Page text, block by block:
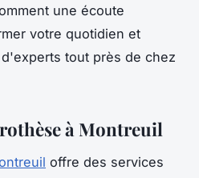
une écoute
votre quotidien et
tout près de chez
à Montreuil
offre des services